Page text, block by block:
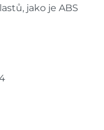
jako je ABS